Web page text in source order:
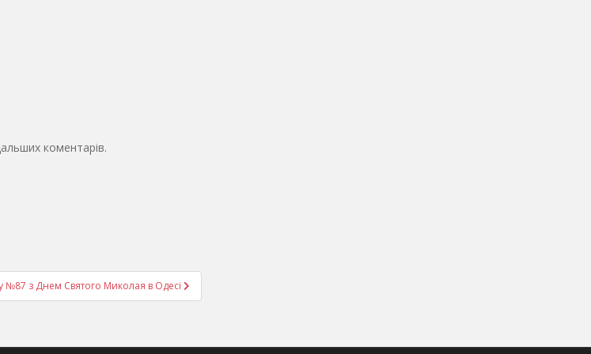
коментарів.
№87 з Днем Святого Миколая в Одесі